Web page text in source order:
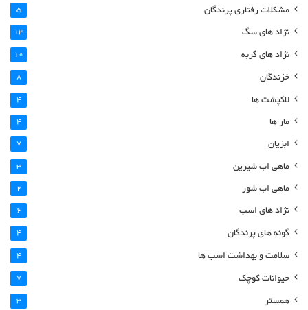
مشکلات رفتاری پرندگان 5
نژاد های سگ 13
نژاد های گربه 10
خزندگان 8
لاکپشت ها 4
مار ها 4
ابزیان 7
ماهی اب شیرین 3
ماهی اب شور 2
نژاد های اسب 6
گونه های پرندگان 4
سلامت و بهداشت اسب ها 4
حیوانات کوچک 7
همستر 3